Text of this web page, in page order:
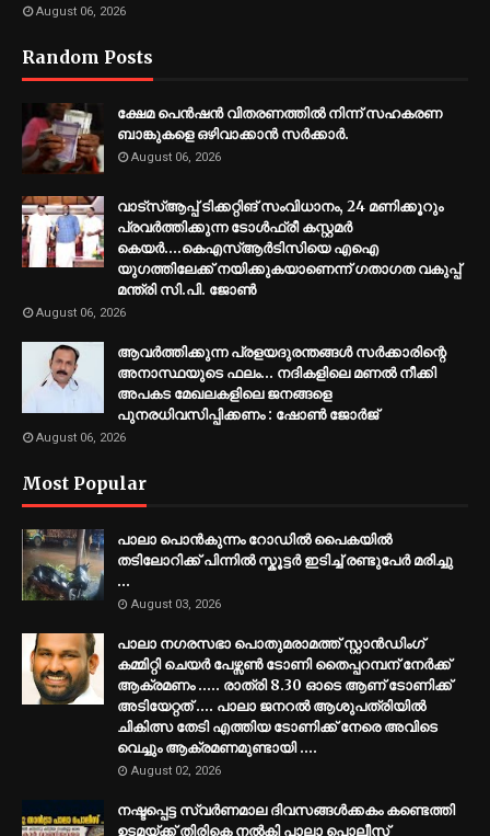
August 06, 2026
Random Posts
ക്ഷേമ പെൻഷൻ വിതരണത്തിൽ നിന്ന് സഹകരണ
ബാങ്കുകളെ ഒഴിവാക്കാൻ സർക്കാർ.
August 06, 2026
വാട്സ്ആപ്പ് ടിക്കറ്റിങ് സംവിധാനം, 24 മണിക്കൂറും
പ്രവർത്തിക്കുന്ന ടോൾഫ്രീ കസ്റ്റമർ
കെയർ....കെഎസ്ആർടിസിയെ എഐ
യുഗത്തിലേക്ക് നയിക്കുകയാണെന്ന് ഗതാഗത വകുപ്പ്
മന്ത്രി സി.പി. ജോൺ
August 06, 2026
ആവർത്തിക്കുന്ന പ്രളയദുരന്തങ്ങൾ സർക്കാരിന്റെ
അനാസ്ഥയുടെ ഫലം... നദികളിലെ മണൽ നീക്കി
അപകട മേഖലകളിലെ ജനങ്ങളെ
പുനരധിവസിപ്പിക്കണം : ഷോൺ ജോർജ്
August 06, 2026
Most Popular
പാലാ പൊൻകുന്നം റോഡിൽ പൈകയിൽ
തടിലോറിക്ക് പിന്നിൽ സ്കൂട്ടർ ഇടിച്ച് രണ്ടുപേർ മരിച്ചു
...
August 03, 2026
പാലാ നഗരസഭാ പൊതുമരാമത്ത് സ്റ്റാൻഡിംഗ്
കമ്മിറ്റി ചെയർ പേഴ്സൺ ടോണി തൈപ്പറമ്പന് നേർക്ക്
ആക്രമണം ..... രാത്രി 8.30 ഓടെ ആണ് ടോണിക്ക്
അടിയേറ്റത് .... പാലാ ജനറൽ ആശുപത്രിയിൽ
ചികിത്സ തേടി എത്തിയ ടോണിക്ക് നേരെ അവിടെ
വെച്ചും ആക്രമണമുണ്ടായി ....
August 02, 2026
നഷ്ടപ്പെട്ട സ്വർണമാല ദിവസങ്ങൾക്കകം കണ്ടെത്തി
ഉടമയ്ക്ക് തിരികെ നൽകി പാലാ പൊലീസ്